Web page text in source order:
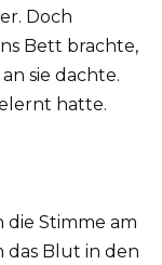
Doch
Bett brachte,
sie dachte.
hatte.
Stimme am
das Blut in den